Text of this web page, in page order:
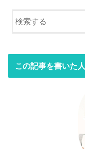
この記事を書いた人